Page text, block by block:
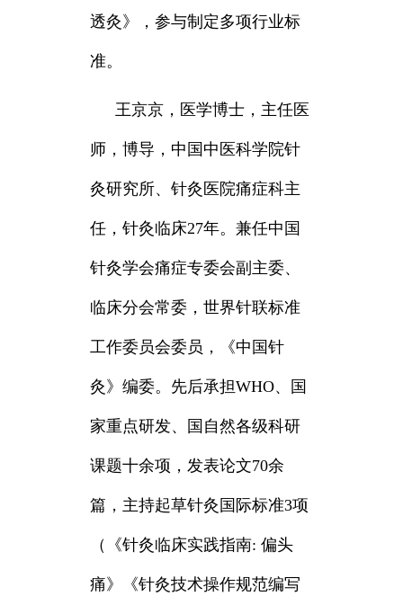
透灸》，参与制定多项行业标
准。
王京京， 医学博士，主任医
师，博导，中国中医科学院针
灸研究所、针灸医院痛症科主
任，针灸临床27年。兼任中国
针灸学会痛症专委会副主委、
临床分会常委，世界针联标准
工作委员会委员，《中国针
灸》编委。先后承担WHO、国
家重点研发、国自然各级科研
课题十余项，发表论文70余
篇，主持起草针灸国际标准3项
（《针灸临床实践指南: 偏头
痛》《针灸技术操作规范编写